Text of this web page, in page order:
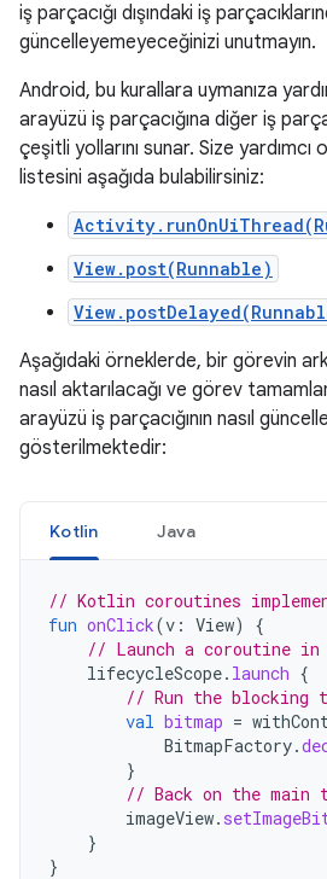
iş parçacığı dışındaki iş
güncelleyemeyeceğinizi unutmayın.
Android, bu kurallara uymanıza
arayüzü iş parçacığına diğer iş
çeşitli yollarını sunar. Size
listesini aşağıda bulabilirsiniz:
View.post(Runnable)
Aşağıdaki örneklerde, bir görevin
nasıl aktarılacağı ve görev
arayüzü iş parçacığının nasıl
gösterilmektedir:
Kotlin Java
// Kotlin coroutines
fun onClick(v : View)
{
// Launch a coroutine
lifecycleScope. launch {
// Run the blocking
val bitmap =
BitmapFactory.
}
// Back on the main
imageView.
}
}